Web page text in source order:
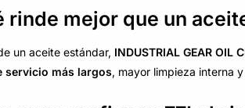
rinde mejor que un
un aceite estándar, INDUSTRIAL GEAR OIL
servicio más largos, mayor limpieza interna